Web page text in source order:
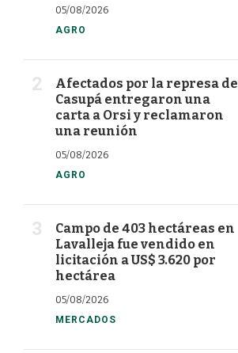
05/08/2026
AGRO
Afectados por la represa de
Casupá entregaron una
carta a Orsi y reclamaron
una reunión
05/08/2026
AGRO
Campo de 403 hectáreas en
Lavalleja fue vendido en
licitación a US$ 3.620 por
hectárea
05/08/2026
MERCADOS